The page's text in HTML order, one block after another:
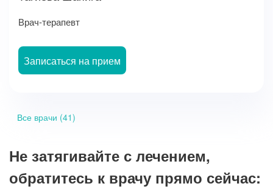
Врач-терапевт
Записаться на прием
Все врачи (41)
Не затягивайте с лечением,
обратитесь к врачу прямо сейчас: